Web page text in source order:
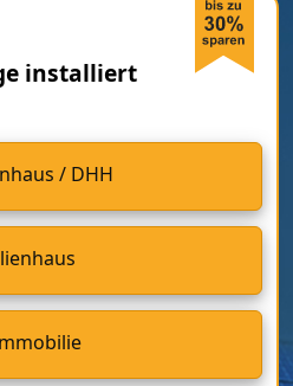
installiert
/ DHH